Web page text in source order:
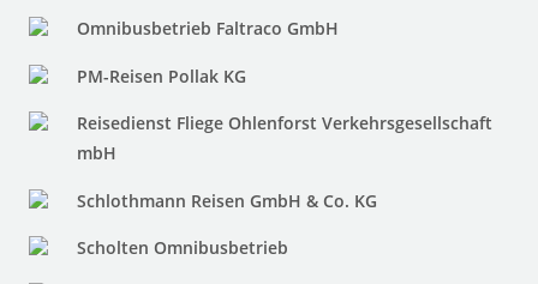
Omnibusbetrieb Faltraco GmbH
PM-Reisen Pollak KG
Reisedienst Fliege Ohlenforst Verkehrsgesellschaft
mbH
Schlothmann Reisen GmbH & Co. KG
Scholten Omnibusbetrieb